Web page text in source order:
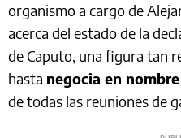
organismo a cargo de
acerca del estado de la
de Caputo, una figura tan
hasta negocia en
de todas las reuniones de